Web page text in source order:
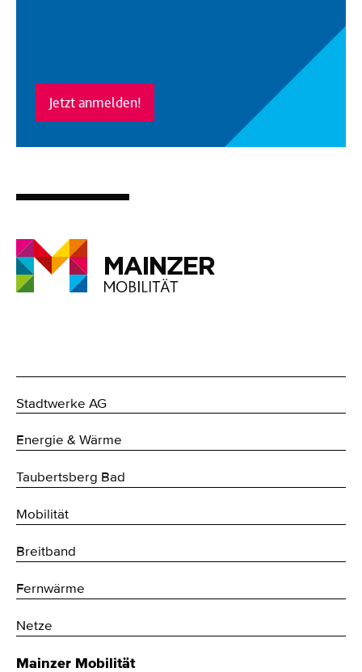
Jetzt anmelden!
Stadtwerke AG
Energie & Wärme
Taubertsberg Bad
Mobilität
Breitband
Fernwärme
Netze
Mainzer Mobilität